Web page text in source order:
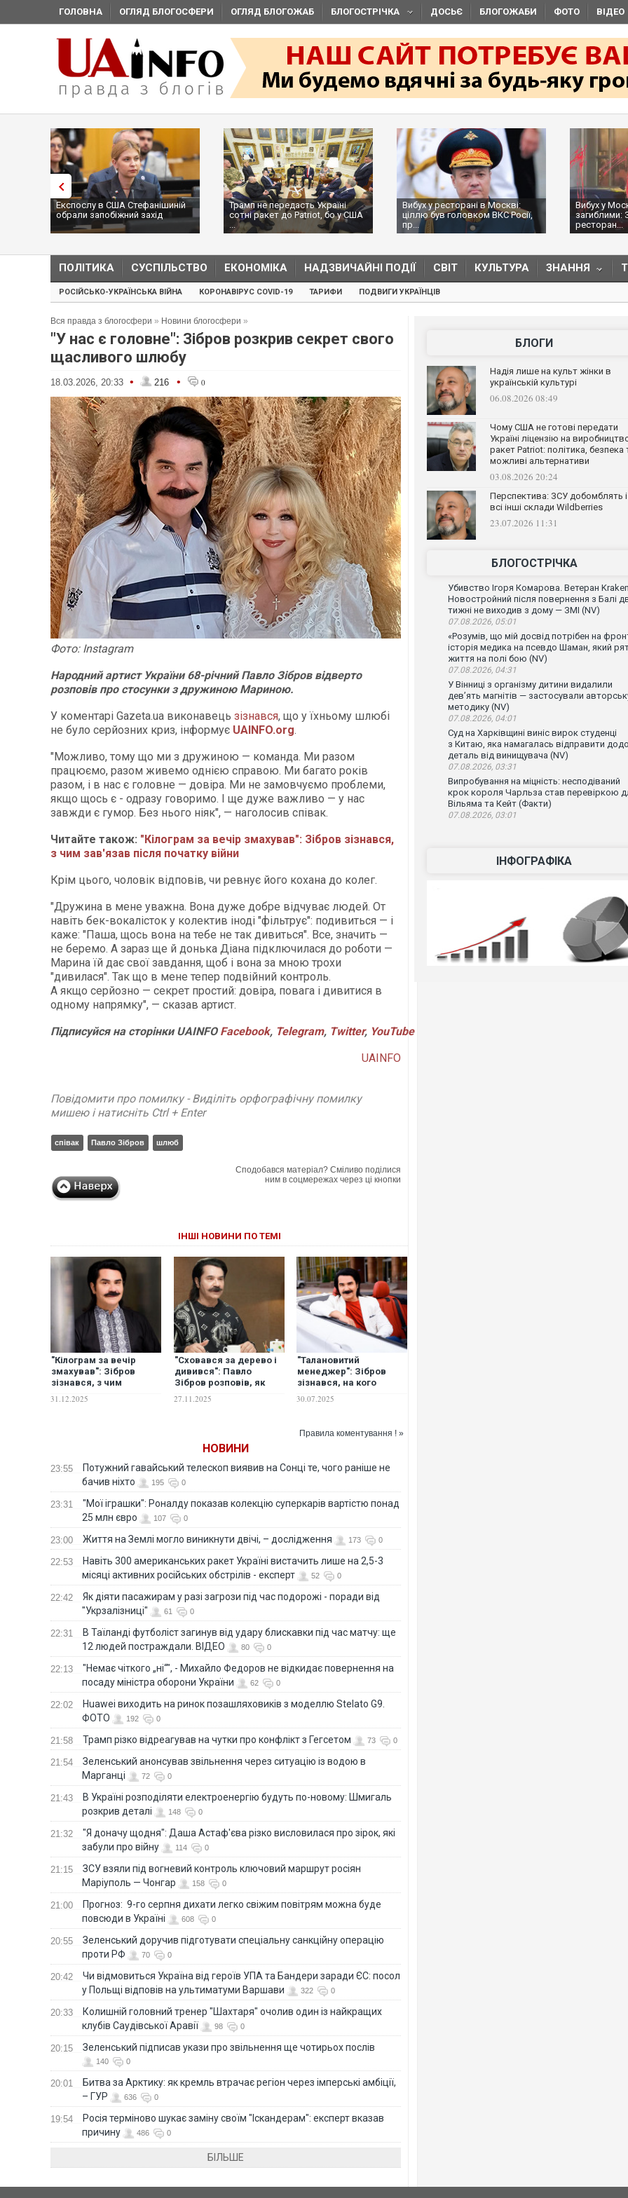
ГОЛОВНА ОГЛЯД БЛОГОСФЕРИ ОГЛЯД БЛОГОЖАБ БЛОГОСТРІЧКА ДОСЬЄ БЛОГОЖАБИ ФОТО ВІДЕО
Експослу в США Стефанішиній
обрали запобіжний захід
Трамп не передасть Україні
сотні ракет до Patriot, бо у США
...
Вибух у ресторані в Москві:
ціллю був головком ВКС Росії,
пр...
Вибух у
загиблими:
ресторан...
ПОЛІТИКА СУСПІЛЬСТВО ЕКОНОМІКА НАДЗВИЧАЙНІ ПОДІЇ СВІТ КУЛЬТУРА ЗНАННЯ
РОСІЙСЬКО-УКРАЇНСЬКА ВІЙНА КОРОНАВІРУС COVID-19 ТАРИФИ ПОДВИГИ УКРАЇНЦІВ
Вся правда з блогосфери » Новини блогосфери »
"У нас є головне": Зібров розкрив секрет свого
щасливого шлюбу
18.03.2026, 20:33 • 216 • 0
Фото: Instagram
Народний артист України 68-річний Павло Зібров відверто
розповів про стосунки з дружиною Мариною.
У коментарі Gazeta.ua виконавець зізнався, що у їхньому шлюбі
не було серйозних криз, інформує UAINFO.org.
"Можливо, тому що ми з дружиною — команда. Ми разом
працюємо, разом живемо однією справою. Ми багато років
разом, і в нас є головне — довіра. Ми не замовчуємо проблеми,
якщо щось є - одразу говоримо. І ще дуже важливо — у нас
завжди є гумор. Без нього ніяк", — наголосив співак.
Читайте також: "Кілограм за вечір змахував": Зібров зізнався,
з чим зав'язав після початку війни
Крім цього, чоловік відповів, чи ревнує його кохана до колег.
"Дружина в мене уважна. Вона дуже добре відчуває людей. От
навіть бек-вокалісток у колектив іноді "фільтрує": подивиться — і
каже: "Паша, щось вона на тебе не так дивиться". Все, значить —
не беремо. А зараз ще й донька Діана підключилася до роботи —
Марина їй дає свої завдання, щоб і вона за мною трохи
"дивилася". Так що в мене тепер подвійний контроль.
А якщо серйозно — секрет простий: довіра, повага і дивитися в
одному напрямку", — сказав артист.
ПідписуйсянасторінкиUAINFO Facebook, Telegram, Twitter, YouTube
UAINFO
Повідомити про помилку - Виділіть орфографічну помилку
мишею і натисніть Ctrl + Enter
співак Павло Зібров шлюб
Сподобався матеріал? Сміливо поділися
ним в соцмережах через ці кнопки
ІНШІ НОВИНИ ПО ТЕМІ
"Кілограм за вечір
змахував": Зібров
зізнався, з чим
війни
31.12.2025
"Сховався за дерево і
дивився": Павло
Зібров розповів, як
першої дружини
27.11.2025
"Талановитий
менеджер": Зібров
зізнався, на кого
30.07.2025
Правила коментування ! »
НОВИНИ
23:55
Потужний гавайський телескоп виявив на Сонці те, чого раніше не
бачив ніхто
195 0
23:31
"Мої іграшки": Роналду показав колекцію суперкарів вартістю понад
25 млн євро
107 0
23:00 Життя на Землі могло виникнути двічі, – дослідження 173 0
22:53
Навіть 300 американських ракет Україні вистачить лише на 2,5-3
місяці активних російських обстрілів - експерт
52 0
22:42
Як діяти пасажирам у разі загрози під час подорожі - поради від
"Укрзалізниці"
61 0
22:31
В Таїланді футболіст загинув від удару блискавки під час матчу: ще
12 людей постраждали. ВІДЕО
80 0
22:13
"Немає чіткого „ні“", - Михайло Федоров не відкидає повернення на
посаду міністра оборони України
62 0
22:02
Huawei виходить на ринок позашляховиків з моделлю Stelato G9.
ФОТО
192 0
21:58 Трамп різко відреагував на чутки про конфлікт з Гегсетом 73 0
21:54
Зеленський анонсував звільнення через ситуацію із водою в
Марганці
72 0
21:43
В Україні розподіляти електроенергію будуть по-новому: Шмигаль
розкрив деталі
148 0
21:32
"Я доначу щодня": Даша Астаф'єва різко висловилася про зірок, які
забули про війну
114 0
21:15
ЗСУ взяли під вогневий контроль ключовий маршрут росіян
Маріуполь — Чонгар
158 0
21:00
Прогноз: 9-го серпня дихати легко свіжим повітрям можна буде
повсюди в Україні
608 0
20:55
Зеленський доручив підготувати спеціальну санкційну операцію
проти РФ
70 0
20:42
Чи відмовиться Україна від героїв УПА та Бандери заради ЄС: посол
у Польщі відповів на ультиматуми Варшави
322 0
20:33
Колишній головний тренер "Шахтаря" очолив один із найкращих
клубів Саудівської Аравії
98 0
20:15 Зеленський підписав укази про звільнення ще чотирьох послів
140 0
20:01
Битва за Арктику: як кремль втрачає регіон через імперські амбіції,
– ГУР
636 0
19:54
Росія терміново шукає заміну своїм "Іскандерам": експерт вказав
причину
486 0
БІЛЬШЕ
БЛОГИ
Надія лише на культ жінки в
українській культурі
06.08.2026 08:49
Чому США не готові передати
Україні ліцензію на
ракет Patriot: політика, безпека
можливі альтернативи
03.08.2026 20:24
Перспектива: ЗСУ добомблять і
всі інші склади Wildberries
23.07.2026 11:31
БЛОГОСТРІЧКА
Убивство Ігоря Комарова. Ветеран Kraken
Новостройний після повернення з Балі
тижні не виходив з дому — ЗМІ (NV)
07.08.2026, 05:01
«Розумів, що мій досвід потрібен на
історія медика на псевдо Шаман, який
життя на полі бою (NV)
07.08.2026, 04:31
У Вінниці з організму дитини видалили
дев’ять магнітів — застосували
методику (NV)
07.08.2026, 04:01
Суд на Харківщині виніс вирок студенці
з Китаю, яка намагалась відправити
деталь від винищувача (NV)
07.08.2026, 03:31
Випробування на міцність: несподіваний
крок короля Чарльза став перевіркою
Вільяма та Кейт (Факти)
07.08.2026, 03:01
ІНФОГРАФІКА
Росія атакувала Суми
торговельний центр,
Топпосадовцю Повітряних